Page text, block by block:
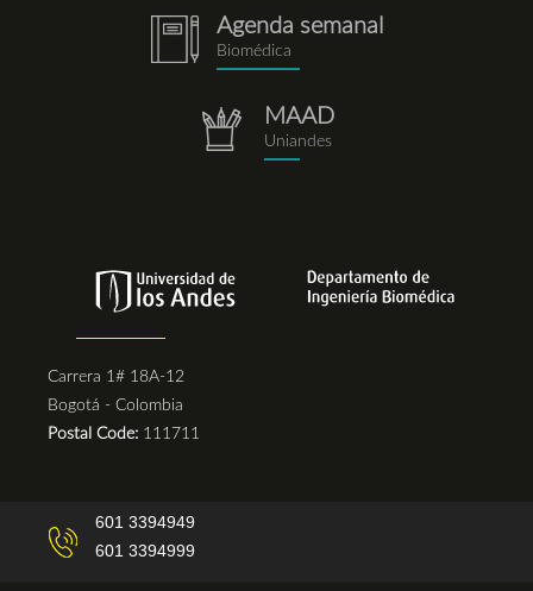
notebook.png
Agenda semanal
Biomédica
repositorio.png
MAAD
Uniandes
Carrera 1# 18A-12
Bogotá - Colombia
Postal Code: 111711
601 3394949
601 3394999